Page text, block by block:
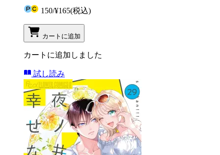
150/¥165(税込)
カートに追加
カートに追加しました
試し読み